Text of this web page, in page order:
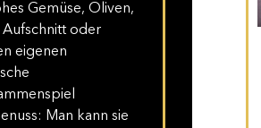
Gemüse, Oliven,
Aufschnitt oder
eigenen
Man kann sie